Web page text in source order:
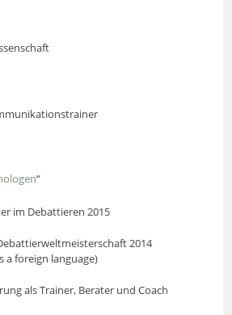
“
im Debattieren 2015
2014
a foreign language)
als Trainer, Berater und Coach